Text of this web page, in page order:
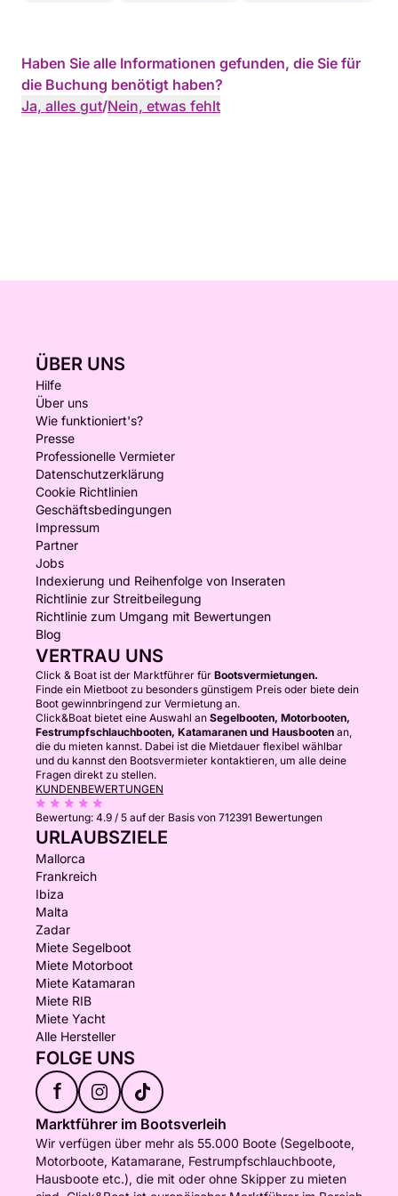
Haben Sie alle Informationen gefunden, die Sie für
die Buchung benötigt haben?
Ja, alles gut/Nein, etwas fehlt
ÜBER UNS
Hilfe
Über uns
Wie funktioniert's?
Presse
Professionelle Vermieter
Datenschutzerklärung
Cookie Richtlinien
Geschäftsbedingungen
Impressum
Partner
Jobs
Indexierung und Reihenfolge von Inseraten
Richtlinie zur Streitbeilegung
Richtlinie zum Umgang mit Bewertungen
Blog
VERTRAU UNS
Click & Boat ist der Marktführer für Bootsvermietungen.
Finde ein Mietboot zu besonders günstigem Preis oder biete dein
Boot gewinnbringend zur Vermietung an.
Click&Boat bietet eine Auswahl an Segelbooten, Motorbooten,
Festrumpfschlauchbooten, Katamaranen und Hausbooten an,
die du mieten kannst. Dabei ist die Mietdauer flexibel wählbar
und du kannst den Bootsvermieter kontaktieren, um alle deine
Fragen direkt zu stellen.
KUNDENBEWERTUNGEN
Bewertung: 4.9 / 5 auf der Basis von 712391 Bewertungen
URLAUBSZIELE
Mallorca
Frankreich
Ibiza
Malta
Zadar
Miete Segelboot
Miete Motorboot
Miete Katamaran
Miete RIB
Miete Yacht
Alle Hersteller
FOLGE UNS
f
Marktführer im Bootsverleih
Wir verfügen über mehr als 55.000 Boote (Segelboote,
Motorboote, Katamarane, Festrumpfschlauchboote,
Hausboote etc.), die mit oder ohne Skipper zu mieten